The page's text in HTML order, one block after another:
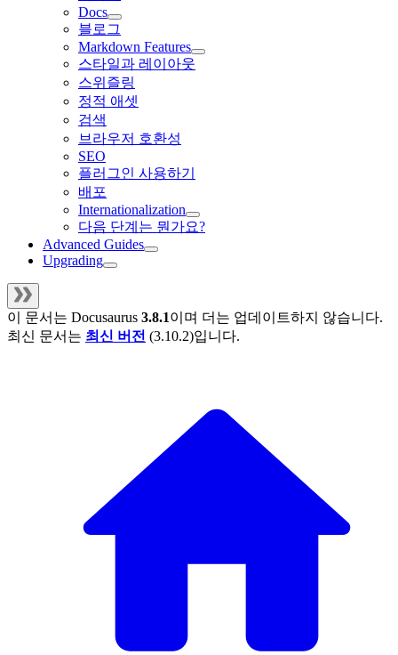
Docs
블로그
Markdown Features
스타일과 레이아웃
스위즐링
정적 애셋
검색
브라우저 호환성
SEO
플러그인 사용하기
배포
Internationalization
다음 단계는 뭔가요?
Advanced Guides
Upgrading
이 문서는 Docusaurus 3.8.1이며 더는 업데이트하지 않습니다.
최신 문서는 최신 버전 (3.10.2)입니다.